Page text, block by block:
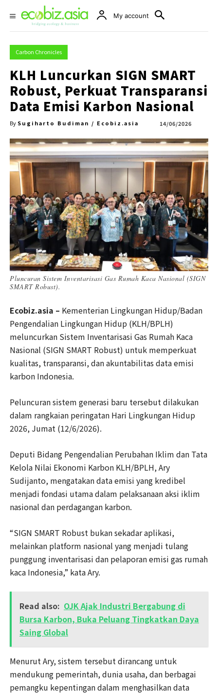
My account
Carbon Chronicles
KLH Luncurkan SIGN SMART
Robust, Perkuat Transparansi
Data Emisi Karbon Nasional
By Sugiharto Budiman / Ecobiz.asia 14/06/2026
Pluncuran Sistem Inventarisasi Gas Rumah Kaca Nasional (SIGN
SMART Robust).
Ecobiz.asia – Kementerian Lingkungan Hidup/Badan
Pengendalian Lingkungan Hidup (KLH/BPLH)
meluncurkan Sistem Inventarisasi Gas Rumah Kaca
Nasional (SIGN SMART Robust) untuk memperkuat
kualitas, transparansi, dan akuntabilitas data emisi
karbon Indonesia.
Peluncuran sistem generasi baru tersebut dilakukan
dalam rangkaian peringatan Hari Lingkungan Hidup
2026, Jumat (12/6/2026).
Deputi Bidang Pengendalian Perubahan Iklim dan Tata
Kelola Nilai Ekonomi Karbon KLH/BPLH, Ary
Sudijanto, mengatakan data emisi yang kredibel
menjadi fondasi utama dalam pelaksanaan aksi iklim
nasional dan perdagangan karbon.
“SIGN SMART Robust bukan sekadar aplikasi,
melainkan platform nasional yang menjadi tulang
punggung inventarisasi dan pelaporan emisi gas rumah
kaca Indonesia,” kata Ary.
Read also: OJK Ajak Industri Bergabung di
Bursa Karbon, Buka Peluang Tingkatkan Daya
Saing Global
Menurut Ary, sistem tersebut dirancang untuk
mendukung pemerintah, dunia usaha, dan berbagai
pemangku kepentingan dalam menghasilkan data